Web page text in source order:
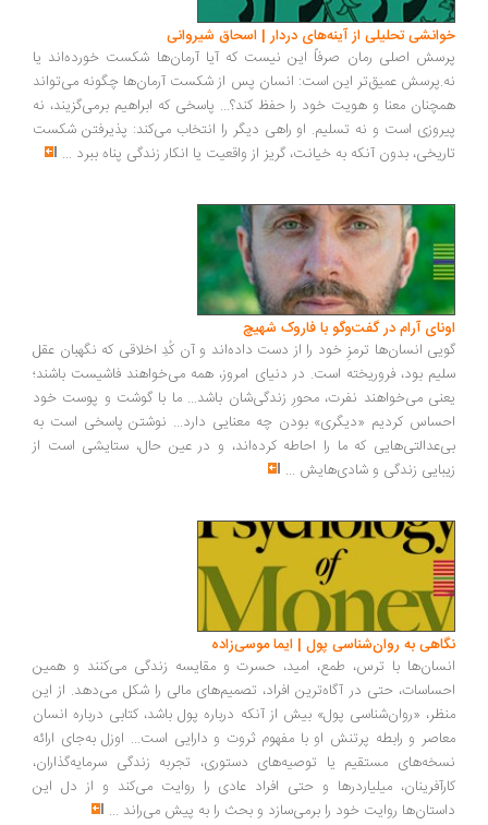
تحلیلی از آینه‌های دردار | اسحاق شیروانی
اصلی رمان صرفاً این نیست که آیا آرمان‌ها شکست خورده‌اند یا
عمیق‌تر این است: انسان پس از شکست آرمان‌ها چگونه می‌تواند
معنا و هویت خود را حفظ کند؟... پاسخی که ابراهیم برمی‌گزیند، نه
است و نه تسلیم. او راهی دیگر را انتخاب می‌کند: پذیرفتن شکست
بدون آنکه به خیانت، گریز از واقعیت یا انکار زندگی پناه ببرد...
آرام در گفت‌وگو با فاروک شهیچ‭
انسان‌ها ترمزِ خود را از دست داده‌اند و آن کُدِ اخلاقی که نگهبان عقل
بود، فروریخته است. در دنیای امروز، همه می‌خواهند فاشیست باشند؛
می‌خواهند نفرت، محورِ زندگی‌شان باشد... ما با گوشت و پوست خود
کردیم «دیگری» بودن چه معنایی دارد... نوشتن پاسخی است به
که ما را احاطه کرده‌اند، و در عین حال، ستایشی است از
زندگی و شادی‌هایش...
به روان‌شناسی پول | ایما موسی‌زاده
با ترس، طمع، امید، حسرت و مقایسه زندگی می‌کنند و همین
حتی در آگاه‌ترین افراد، تصمیم‌های مالی را شکل می‌دهد. از این
«روان‌شناسی پول» بیش از آنکه درباره پول باشد، کتابی درباره انسان
و رابطه پرتنش او با مفهوم ثروت و دارایی است... اوزل به‌جای ارائه
مستقیم یا توصیه‌های دستوری، تجربه زندگی سرمایه‌گذاران،
میلیاردرها و حتی افراد عادی را روایت می‌کند و از دل این
روایت خود را برمی‌سازد و بحث را به پیش می‌راند ...